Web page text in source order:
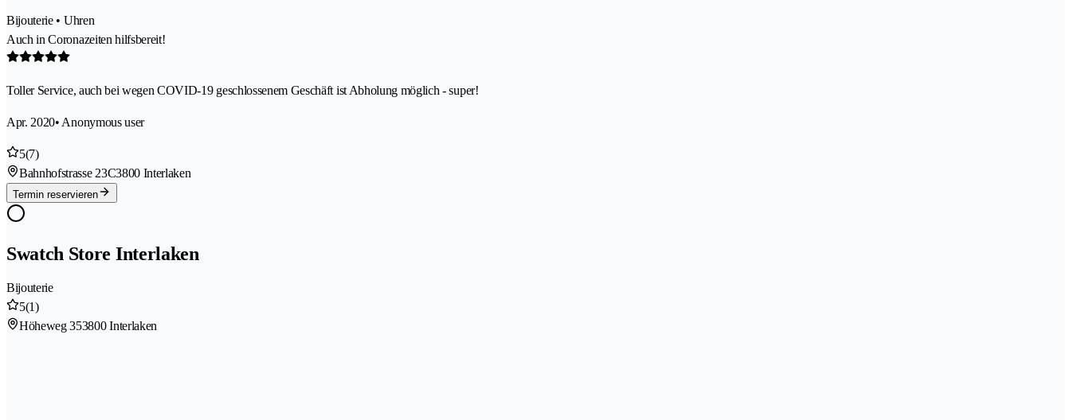
Bijouterie • Uhren
Auch in Coronazeiten hilfsbereit!
Toller Service, auch bei wegen COVID-19 geschlossenem Geschäft ist Abholung möglich - super!
Apr. 2020• Anonymous user
5(7)
Bahnhofstrasse 23C3800 Interlaken
Termin reservieren
Swatch Store Interlaken
Bijouterie
5(1)
Höheweg 353800 Interlaken